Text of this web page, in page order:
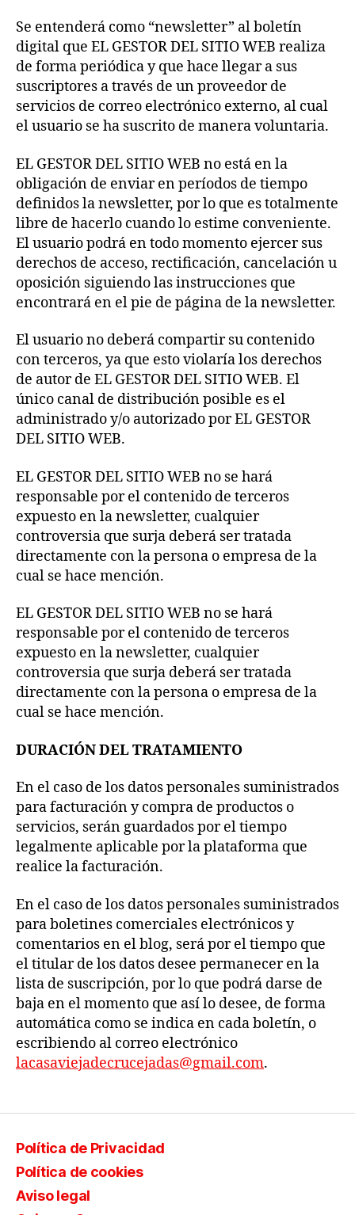
Se entenderá como “newsletter” al boletín
digital que EL GESTOR DEL SITIO WEB realiza
de forma periódica y que hace llegar a sus
suscriptores a través de un proveedor de
servicios de correo electrónico externo, al cual
el usuario se ha suscrito de manera voluntaria.
EL GESTOR DEL SITIO WEB no está en la
obligación de enviar en períodos de tiempo
definidos la newsletter, por lo que es totalmente
libre de hacerlo cuando lo estime conveniente.
El usuario podrá en todo momento ejercer sus
derechos de acceso, rectificación, cancelación u
oposición siguiendo las instrucciones que
encontrará en el pie de página de la newsletter.
El usuario no deberá compartir su contenido
con terceros, ya que esto violaría los derechos
de autor de EL GESTOR DEL SITIO WEB. El
único canal de distribución posible es el
administrado y/o autorizado por EL GESTOR
DEL SITIO WEB.
EL GESTOR DEL SITIO WEB no se hará
responsable por el contenido de terceros
expuesto en la newsletter, cualquier
controversia que surja deberá ser tratada
directamente con la persona o empresa de la
cual se hace mención.
EL GESTOR DEL SITIO WEB no se hará
responsable por el contenido de terceros
expuesto en la newsletter, cualquier
controversia que surja deberá ser tratada
directamente con la persona o empresa de la
cual se hace mención.
DURACIÓN DEL TRATAMIENTO
En el caso de los datos personales suministrados
para facturación y compra de productos o
servicios, serán guardados por el tiempo
legalmente aplicable por la plataforma que
realice la facturación.
En el caso de los datos personales suministrados
para boletines comerciales electrónicos y
comentarios en el blog, será por el tiempo que
el titular de los datos desee permanecer en la
lista de suscripción, por lo que podrá darse de
baja en el momento que así lo desee, de forma
automática como se indica en cada boletín, o
escribiendo al correo electrónico
lacasaviejadecrucejadas@gmail.com.
Política de Privacidad
Política de cookies
Aviso legal